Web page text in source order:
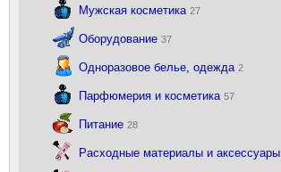
Мужская косметика 27
Оборудование 37
Одноразовое белье, одежда 2
Парфюмерия и косметика 57
Питание 28
Расходные материалы и аксессуары